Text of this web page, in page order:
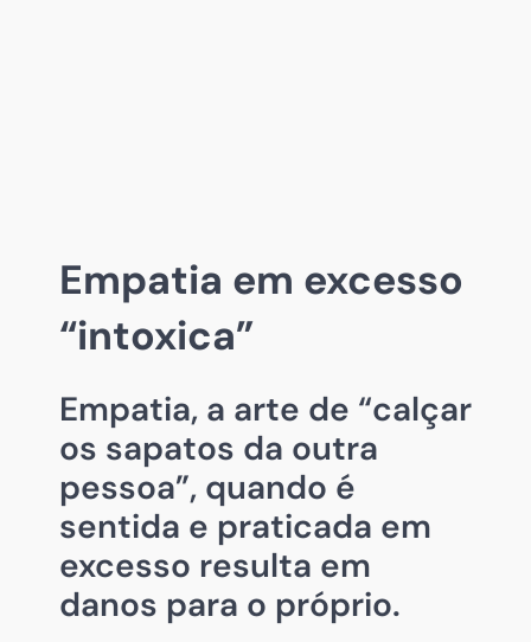
Empatia em excesso
“intoxica”
Empatia, a arte de “calçar
os sapatos da outra
pessoa”, quando é
sentida e praticada em
excesso resulta em
danos para o próprio.